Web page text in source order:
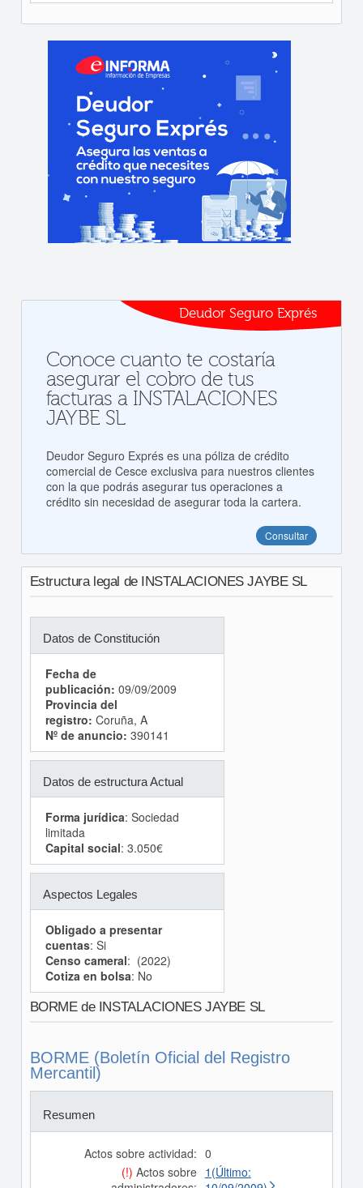
Deudor Seguro Exprés
Conoce cuanto te costaría
asegurar el cobro de tus
facturas a INSTALACIONES
JAYBE SL
Deudor Seguro Exprés es una póliza de crédito
comercial de Cesce exclusiva para nuestros clientes
con la que podrás asegurar tus operaciones a
crédito sin necesidad de asegurar toda la cartera.
Consultar
Estructura legal de INSTALACIONES JAYBE SL
Datos de Constitución
Fecha de
publicación: 09/09/2009
Provincia del
registro: Coruña, A
Nº de anuncio: 390141
Datos de estructura Actual
Forma jurídica: Sociedad
limitada
Capital social: 3.050€
Aspectos Legales
Obligado a presentar
cuentas: Si
Censo cameral: (2022)
Cotiza en bolsa: No
BORME de INSTALACIONES JAYBE SL
BORME (Boletín Oficial del Registro
Mercantil)
Resumen
Actos sobre actividad: 0
(!) Actos sobre 1(Último: